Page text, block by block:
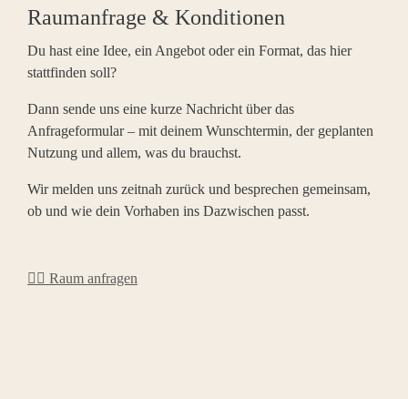
Raumanfrage & Konditionen
Du hast eine Idee, ein Angebot oder ein Format, das hier
stattfinden soll?
Dann sende uns eine kurze Nachricht über das
Anfrageformular – mit deinem Wunschtermin, der geplanten
Nutzung und allem, was du brauchst.
Wir melden uns zeitnah zurück und besprechen gemeinsam,
ob und wie dein Vorhaben ins Dazwischen passt.
👉🏻 Raum anfragen